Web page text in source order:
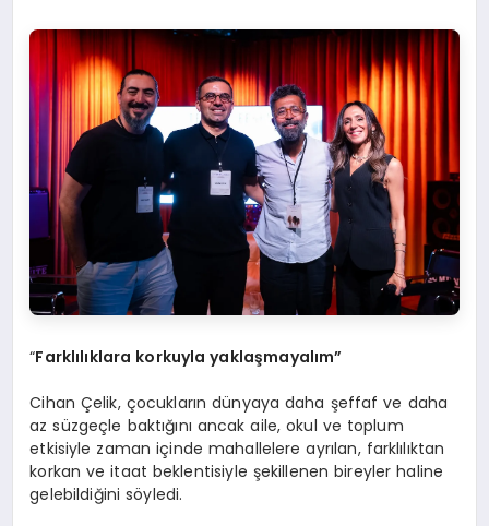
“Farklılıklara korkuyla yaklaşmayalım”
Cihan Çelik, çocukların dünyaya daha şeffaf ve daha
az süzgeçle baktığını ancak aile, okul ve toplum
etkisiyle zaman içinde mahallelere ayrılan, farklılıktan
korkan ve itaat beklentisiyle şekillenen bireyler haline
gelebildiğini söyledi.